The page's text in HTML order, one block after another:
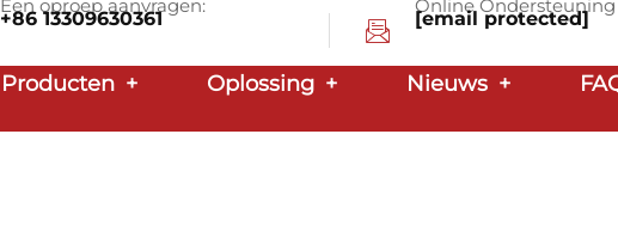
Een oproep aanvragen:
+86 13309630361
Online Ondersteuning
[email protected]
Producten + Oplossing + Nieuws +